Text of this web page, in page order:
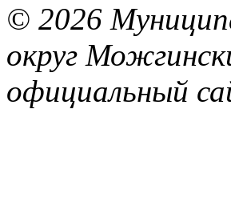
© 2026
округ
официальный